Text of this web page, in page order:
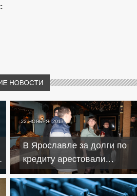
НОВОСТИ
22 НОЯБРЯ, 2017
В Ярославле за долги по
кредиту арестовали
известный клуб, ресторан и
теплоход